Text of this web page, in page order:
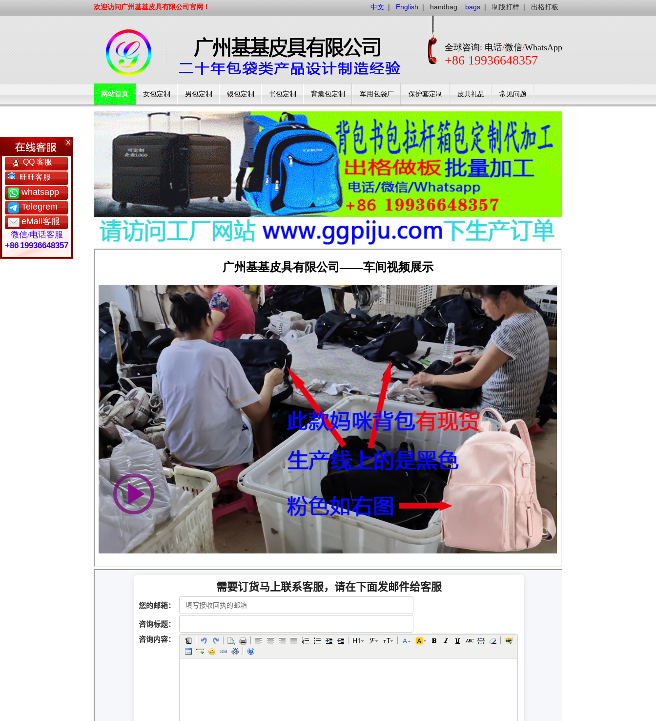
欢迎访问广州基基皮具有限公司官网！ 中文 | English | handbag bags | 制版打样 | 出格打板
全球咨询: 电话/微信/WhatsApp
+86 19936648357
网站首页 女包定制 男包定制 银包定制 书包定制 背囊包定制 军用包袋厂 保护套定制 皮具礼品 常见问题
工厂简介
QQ 客服
旺旺客服
whatsapp
Telegrem
eMail客服
微信/电话客服
+86 19936648357